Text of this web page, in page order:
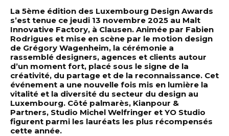
La 5ème édition des Luxembourg Design Awards
s’est tenue ce jeudi 13 novembre 2025 au Malt
Innovative Factory, à Clausen. Animée par Fabien
Rodrigues et mise en scène par le motion design
de Grégory Wagenheim, la cérémonie a
rassemblé designers, agences et clients autour
d’un moment fort, placé sous le signe de la
créativité, du partage et de la reconnaissance. Cet
événement a une nouvelle fois mis en lumière la
vitalité et la diversité du secteur du design au
Luxembourg. Côté palmarès, Kianpour &
Partners, Studio Michel Welfringer et YO Studio
figurent parmi les lauréats les plus récompensés
cette année.